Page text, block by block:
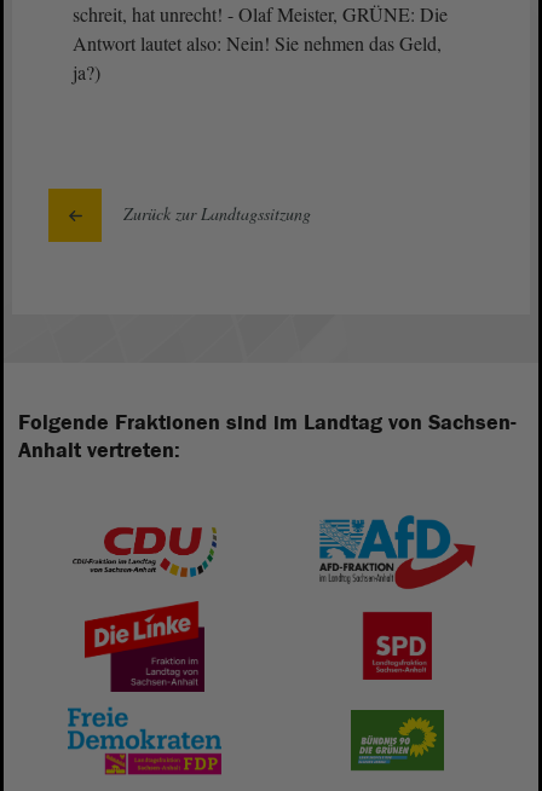
schreit, hat unrecht! - Olaf Meister, GRÜNE: Die
Antwort lautet also: Nein! Sie nehmen das Geld,
ja?)
Zurück zur Landtagssitzung
Folgende Fraktionen sind im Landtag von Sachsen-
Anhalt vertreten: